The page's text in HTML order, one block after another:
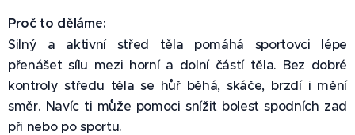
Proč to děláme:
Silný a aktivní střed těla pomáhá sportovci lépe
přenášet sílu mezi horní a dolní částí těla. Bez dobré
kontroly středu těla se hůř běhá, skáče, brzdí i mění
směr. Navíc ti může pomoci snížit bolest spodních zad
při nebo po sportu.